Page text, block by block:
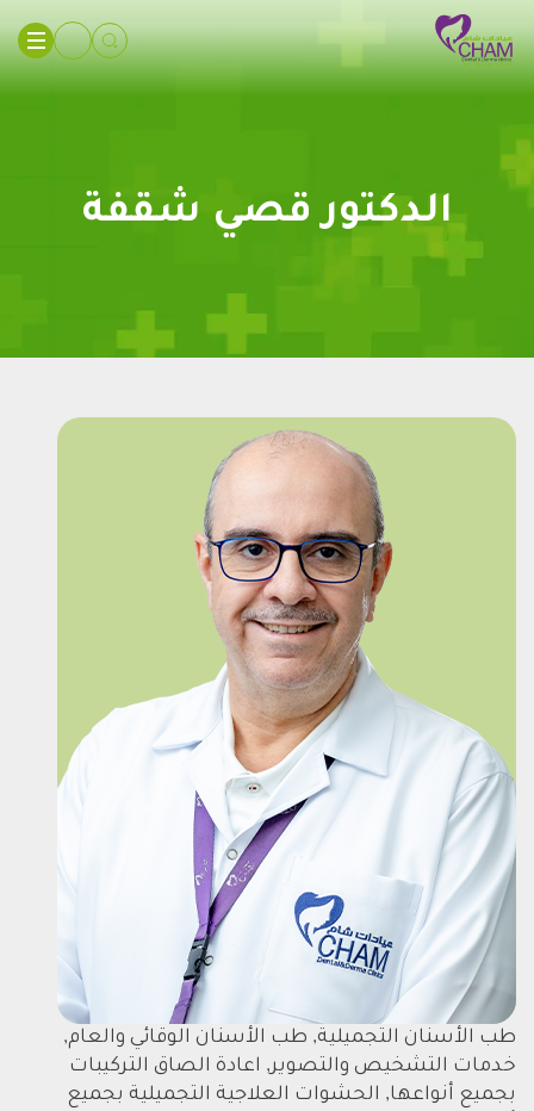
الدكتور قصي شقفة
طب الأسنان التجميلية, طب الأسنان الوقائي والعام,
خدمات التشخيص والتصوير, اعادة الصاق التركيبات
بجميع أنواعها, الحشوات العلاجية التجميلية بجميع